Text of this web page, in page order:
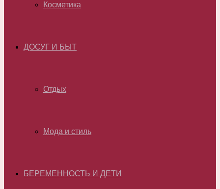
Косметика
ДОСУГ И БЫТ
Отдых
Мода и стиль
БЕРЕМЕННОСТЬ И ДЕТИ